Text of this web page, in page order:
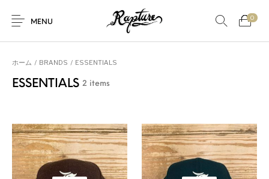
MENU
0
ホーム / BRANDS / ESSENTIALS
ESSENTIALS 2 items